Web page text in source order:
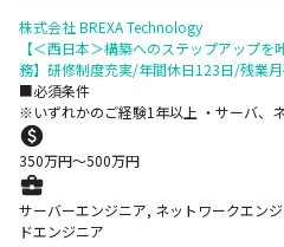
株式会社 BREXA Technology
【＜西日本＞構築へのステップアップ
務】研修制度充実/年間休日123日/残業
■必須条件
※いずれかのご経験1年以上 ・サーバ、
350万円〜500万円
サーバーエンジニア, ネットワークエン
ドエンジニア